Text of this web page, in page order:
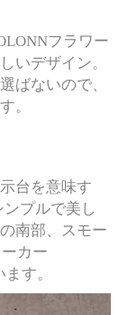
フラワー
いデザイン。
ばないので、
。
台を意味す
プルで美し
南部、スモー
カー
す。